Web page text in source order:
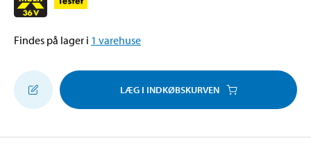
Findes på lager i 1 varehuse
LÆG I INDKØBSKURVEN